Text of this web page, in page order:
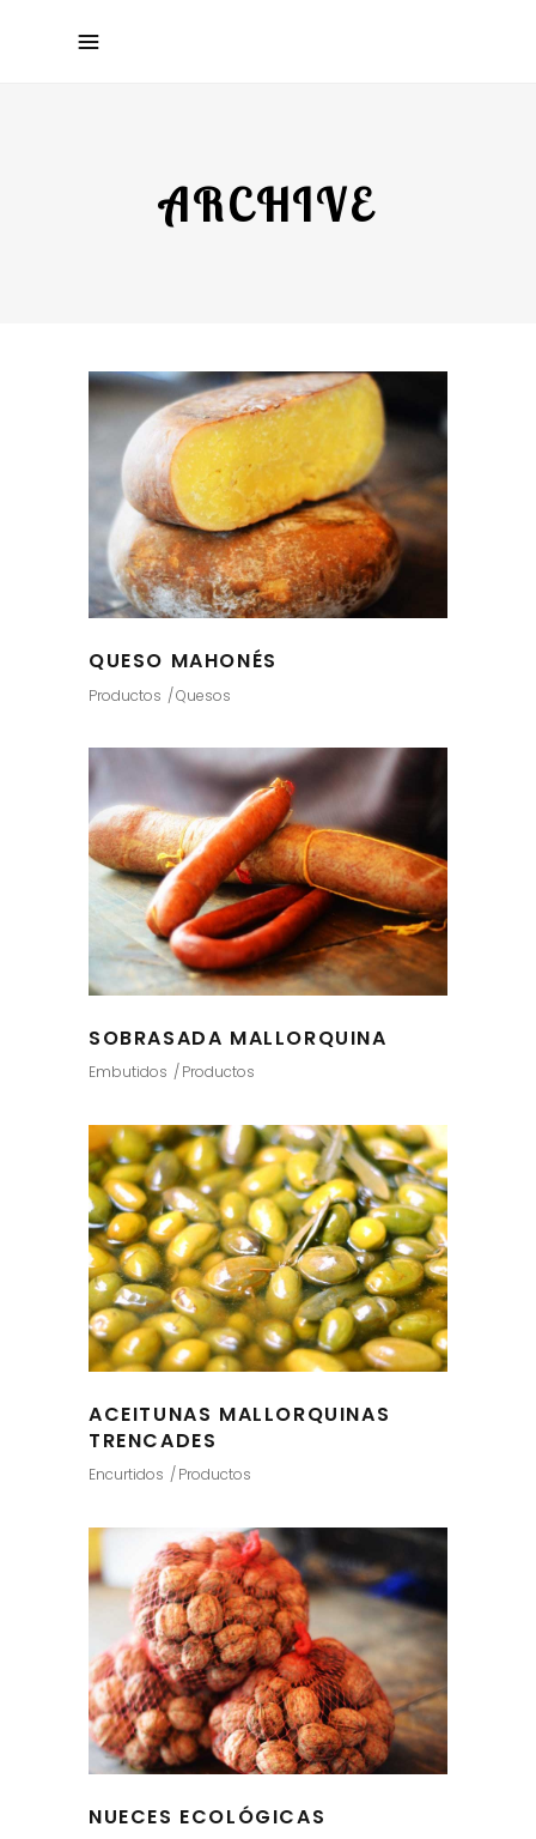
ARCHIVE
QUESO MAHONÉS
Productos Quesos
SOBRASADA MALLORQUINA
Embutidos Productos
ACEITUNAS MALLORQUINAS
TRENCADES
Encurtidos Productos
NUECES ECOLÓGICAS